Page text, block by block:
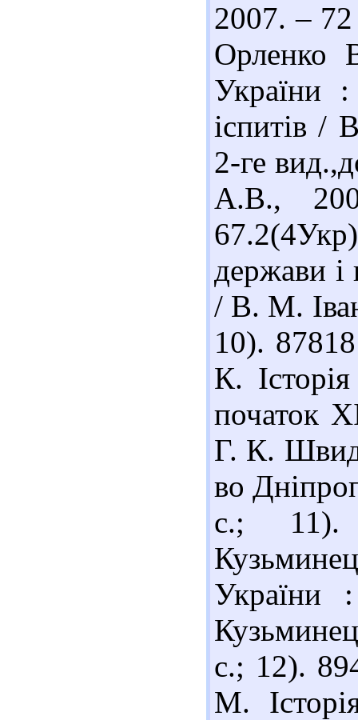
2007. –
Орленко
України
іспитів /
2-ге
А.В.,
держави і
/ В. М.
10).
К.
початок
Г. К.
во
с.; 11).
с.; 12).
М.